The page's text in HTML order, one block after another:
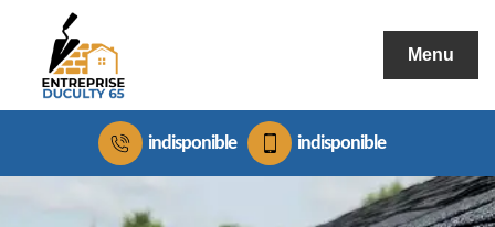
Menu
indisponible indisponible